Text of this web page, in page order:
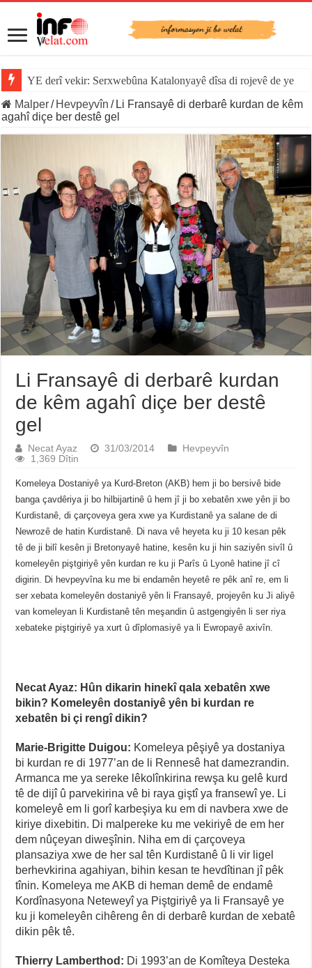
Sînorê di navbera Îspanya û Cebelîtariqê de hate rakirin
Malper/ Hevpeyvîn / Li Fransayê di derbarê kurdan de kêm
agahî diçe ber destê gel
Li Fransayê di derbarê kurdan
de kêm agahî diçe ber destê
gel
Necat Ayaz 31/03/2014
Hevpeyvîn
1,369 Dîtin
Komeleya Dostaniyê ya Kurd-Breton (AKB) hem ji bo bersivê bide
banga çavdêriya ji bo hilbijartinê û hem jî ji bo xebatên xwe yên ji bo
Kurdistanê, di çarçoveya gera xwe ya Kurdistanê ya salane de di
Newrozê de hatin Kurdistanê. Di nava vê heyeta ku ji 10 kesan pêk
tê de ji bilî kesên ji Bretonyayê hatine, kesên ku ji hin saziyên sivîl û
komeleyên piştgiriyê yên kurdan re ku ji Parîs û Lyonê hatine jî cî
digirin. Di hevpeyvîna ku me bi endamên heyetê re pêk anî re, em li
ser xebata komeleyên dostaniyê yên li Fransayê, projeyên ku Ji aliyê
van komeleyan li Kurdistanê tên meşandin û astgengiyên li ser riya
xebateke piştgiriyê ya xurt û dîplomasiyê ya li Ewropayê axivîn.
Necat Ayaz: Hûn dikarin hinekî qala xebatên xwe
bikin? Komeleyên dostaniyê yên bi kurdan re
xebatên bi çi rengî dikin?
Marie-Brigitte Duigou: Komeleya pêşiyê ya dostaniya
bi kurdan re di 1977’an de li Rennesê hat damezrandin.
Armanca me ya sereke lêkolînkirina rewşa ku gelê kurd
tê de dijî û parvekirina vê bi raya giştî ya fransewî ye. Li
komeleyê em li gorî karbeşiya ku em di navbera xwe de
kiriye dixebitin. Di malpereke ku me vekiriyê de em her
dem nûçeyan diweşînin. Niha em di çarçoveya
plansaziya xwe de her sal tên Kurdistanê û li vir ligel
berhevkirina agahiyan, bihin kesan te hevdîtinan jî pêk
tînin. Komeleya me AKB di heman demê de endamê
Kordînasyona Neteweyî ya Piştgiriyê ya li Fransayê ye
ku ji komeleyên cihêreng ên di derbarê kurdan de xebatê
dikin pêk tê.
Thierry Lamberthod: Di 1993’an de Komîteya Desteka